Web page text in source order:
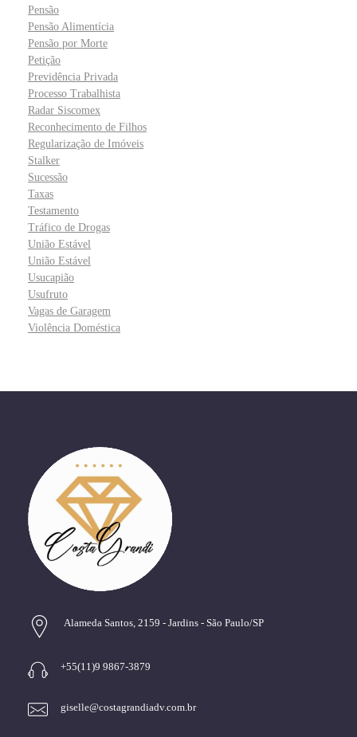
Pensão
Pensão Alimentícia
Pensão por Morte
Petição
Previdência Privada
Processo Trabalhista
Radar Siscomex
Reconhecimento de Filhos
Regularização de Imóveis
Stalker
Sucessão
Taxas
Testamento
Tráfico de Drogas
União Estável
União Estável
Usucapião
Usufruto
Vagas de Garagem
Violência Doméstica
Alameda Santos, 2159 - Jardins - São Paulo/SP
+55(11)9 9867-3879
giselle@costagrandiadv.com.br